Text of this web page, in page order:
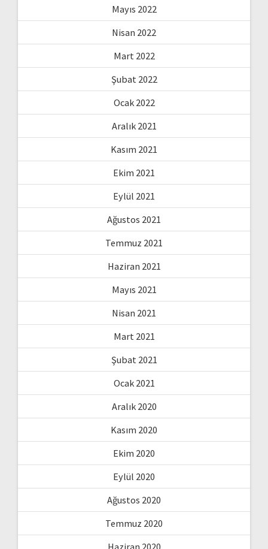
Mayıs 2022
Nisan 2022
Mart 2022
Şubat 2022
Ocak 2022
Aralık 2021
Kasım 2021
Ekim 2021
Eylül 2021
Ağustos 2021
Temmuz 2021
Haziran 2021
Mayıs 2021
Nisan 2021
Mart 2021
Şubat 2021
Ocak 2021
Aralık 2020
Kasım 2020
Ekim 2020
Eylül 2020
Ağustos 2020
Temmuz 2020